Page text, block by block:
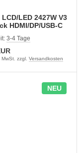
LCD/LED 2427W V3
HDMI/DP/USB-C
3-4 Tage
zzgl. Versandkosten
NEU